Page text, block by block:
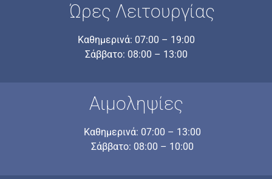
Ώρες Λειτουργίας
Καθημερινά: 07:00 – 19:00
Σάββατο: 08:00 – 13:00
Αιμοληψίες
Καθημερινά: 07:00 – 13:00
Σάββατο: 08:00 – 10:00